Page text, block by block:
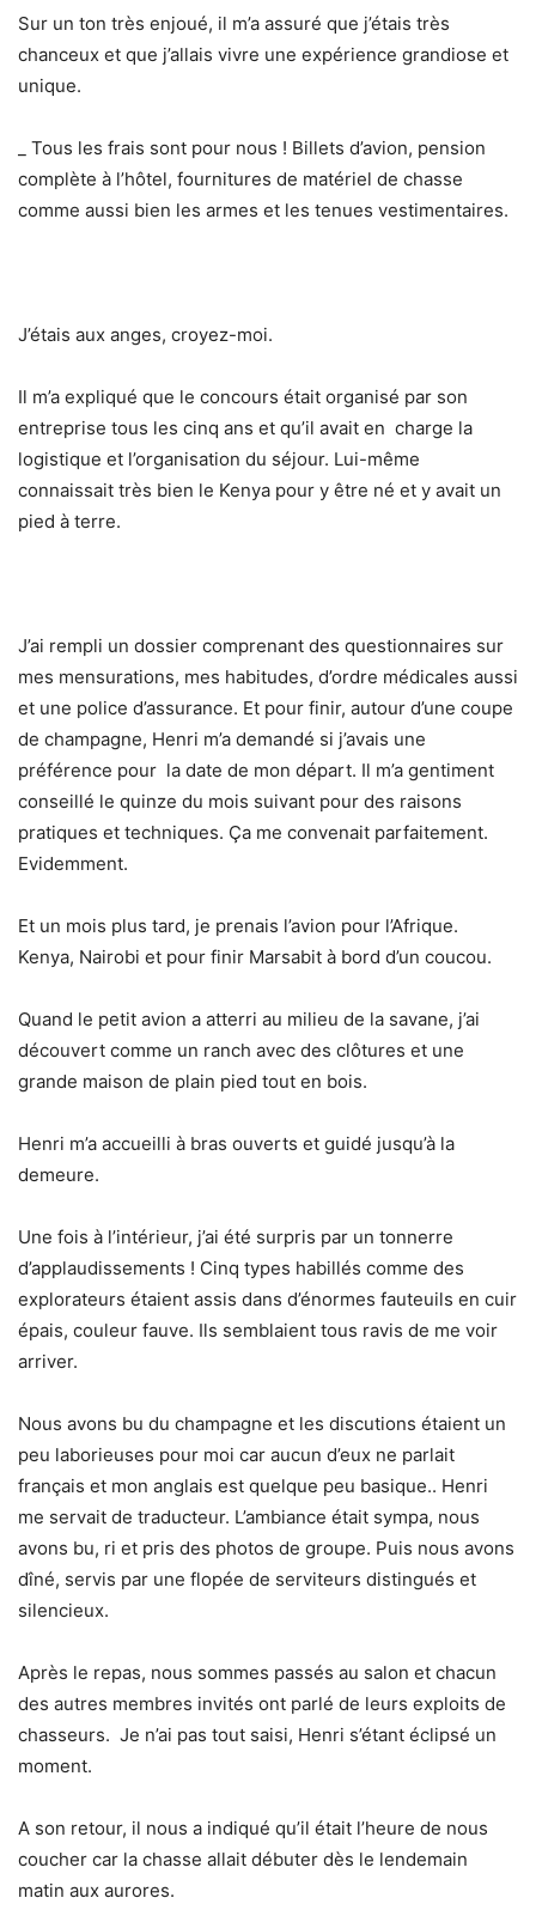
Sur un ton très enjoué, il m’a assuré que j’étais très
chanceux et que j’allais vivre une expérience grandiose et
unique.
_ Tous les frais sont pour nous ! Billets d’avion, pension
complète à l’hôtel, fournitures de matériel de chasse
comme aussi bien les armes et les tenues vestimentaires.
J’étais aux anges, croyez-moi.
Il m’a expliqué que le concours était organisé par son
entreprise tous les cinq ans et qu’il avait en charge la
logistique et l’organisation du séjour. Lui-même
connaissait très bien le Kenya pour y être né et y avait un
pied à terre.
J’ai rempli un dossier comprenant des questionnaires sur
mes mensurations, mes habitudes, d’ordre médicales aussi
et une police d’assurance. Et pour finir, autour d’une coupe
de champagne, Henri m’a demandé si j’avais une
préférence pour la date de mon départ. Il m’a gentiment
conseillé le quinze du mois suivant pour des raisons
pratiques et techniques. Ça me convenait parfaitement.
Evidemment.
Et un mois plus tard, je prenais l’avion pour l’Afrique.
Kenya, Nairobi et pour finir Marsabit à bord d’un coucou.
Quand le petit avion a atterri au milieu de la savane, j’ai
découvert comme un ranch avec des clôtures et une
grande maison de plain pied tout en bois.
Henri m’a accueilli à bras ouverts et guidé jusqu’à la
demeure.
Une fois à l’intérieur, j’ai été surpris par un tonnerre
d’applaudissements ! Cinq types habillés comme des
explorateurs étaient assis dans d’énormes fauteuils en cuir
épais, couleur fauve. Ils semblaient tous ravis de me voir
arriver.
Nous avons bu du champagne et les discutions étaient un
peu laborieuses pour moi car aucun d’eux ne parlait
français et mon anglais est quelque peu basique.. Henri
me servait de traducteur. L’ambiance était sympa, nous
avons bu, ri et pris des photos de groupe. Puis nous avons
dîné, servis par une flopée de serviteurs distingués et
silencieux.
Après le repas, nous sommes passés au salon et chacun
des autres membres invités ont parlé de leurs exploits de
chasseurs. Je n’ai pas tout saisi, Henri s’étant éclipsé un
moment.
A son retour, il nous a indiqué qu’il était l’heure de nous
coucher car la chasse allait débuter dès le lendemain
matin aux aurores.